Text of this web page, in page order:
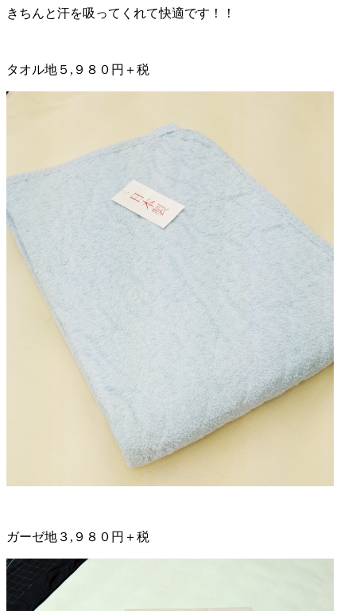
きちんと汗を吸ってくれて快適です！！
タオル地５,９８０円＋税
ガーゼ地３,９８０円＋税